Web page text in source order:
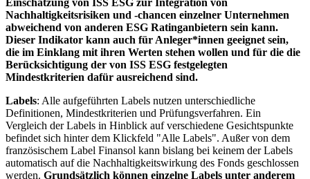
Nachhaltigkeitsrisiken und -chancen einzelner Unternehmen
abweichend von anderen ESG Ratinganbietern sein kann.
Dieser Indikator kann auch für Anleger*innen geeignet sein,
die im Einklang mit ihren Werten stehen wollen und für die die
Berücksichtigung der von ISS ESG festgelegten
Mindestkriterien dafür ausreichend sind.
Labels: Alle aufgeführten Labels nutzen unterschiedliche
Definitionen, Mindestkriterien und Prüfungsverfahren. Ein
Vergleich der Labels in Hinblick auf verschiedene Gesichtspunkte
befindet sich hinter dem Klickfeld "Alle Labels". Außer von dem
französischem Label Finansol kann bislang bei keinem der Labels
automatisch auf die Nachhaltigkeitswirkung des Fonds geschlossen
werden. Grundsätzlich können einzelne Labels unter anderem